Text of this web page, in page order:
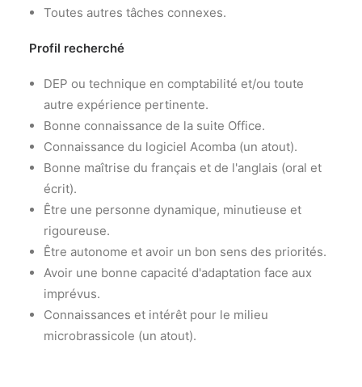
Toutes autres tâches connexes.
Profil recherché
DEP ou technique en comptabilité et/ou toute
autre expérience pertinente.
Bonne connaissance de la suite Office.
Connaissance du logiciel Acomba (un atout).
Bonne maîtrise du français et de l'anglais (oral et
écrit).
Être une personne dynamique, minutieuse et
rigoureuse.
Être autonome et avoir un bon sens des priorités.
Avoir une bonne capacité d'adaptation face aux
imprévus.
Connaissances et intérêt pour le milieu
microbrassicole (un atout).